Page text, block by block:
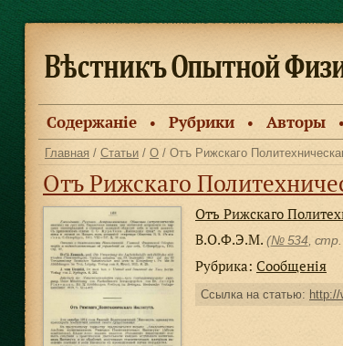
Содержанiе ● Рубрики ● Авторы ●
Главная / Статьи / О / Отъ Рижскаго
Отъ Рижскаго
Отъ Рижскаго
В.О.Ф.Э.М. (№ 534 ,
Рубрика: Сообщенiя
Ссылка на статью: